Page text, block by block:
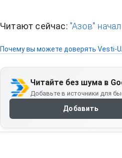
Читают сейчас: "Азов"
Почему вы можете доверять Vesti-
Читайте без шума в
Добавьте в источники для
Добавить